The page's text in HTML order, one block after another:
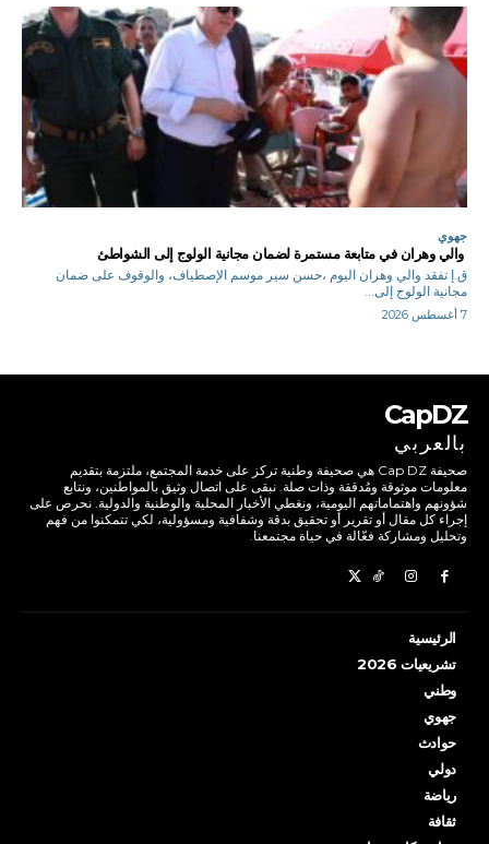
جهوي
والي وهران في متابعة مستمرة لضمان مجانية الولوج إلى الشواطئ
ق.إ تفقد والي وهران اليوم ،حسن سير موسم الإصطياف، والوقوف على ضمان
مجانية الولوج إلى...
7 أغسطس 2026
CapDZ
بالعربي
صحيفة Cap DZ هي صحيفة وطنية تركز على خدمة المجتمع، ملتزمة بتقديم
معلومات موثوقة ومُدققة وذات صلة. نبقى على اتصال وثيق بالمواطنين، ونتابع
شؤونهم واهتماماتهم اليومية، ونغطي الأخبار المحلية والوطنية والدولية. نحرص على
إجراء كل مقال أو تقرير أو تحقيق بدقة وشفافية ومسؤولية، لكي تتمكنوا من فهم
وتحليل ومشاركة فعّالة في حياة مجتمعنا.
الرئيسية
تشريعيات 2026
وطني
جهوي
حوادث
دولي
رياضة
ثقافة